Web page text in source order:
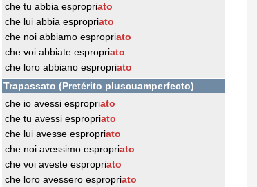
che tu abbia espropriato
che lui abbia espropriato
che noi abbiamo espropriato
che voi abbiate espropriato
che loro abbiano espropriato
Trapassato (Pretérito pluscuamperfecto)
che io avessi espropriato
che tu avessi espropriato
che lui avesse espropriato
che noi avessimo espropriato
che voi aveste espropriato
che loro avessero espropriato